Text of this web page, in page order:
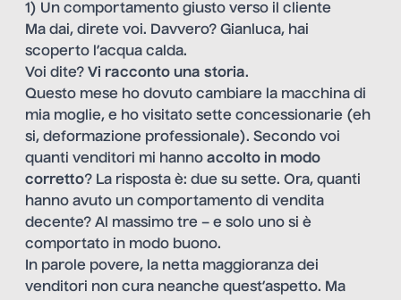
1) Un comportamento giusto verso il cliente
Ma dai, direte voi. Davvero? Gianluca, hai
scoperto l’acqua calda.
Voi dite? Vi racconto una storia.
Questo mese ho dovuto cambiare la macchina di
mia moglie, e ho visitato sette concessionarie (eh
si, deformazione professionale). Secondo voi
quanti venditori mi hanno accolto in modo
corretto? La risposta è: due su sette. Ora, quanti
hanno avuto un comportamento di vendita
decente? Al massimo tre – e solo uno si è
comportato in modo buono.
In parole povere, la netta maggioranza dei
venditori non cura neanche quest’aspetto. Ma